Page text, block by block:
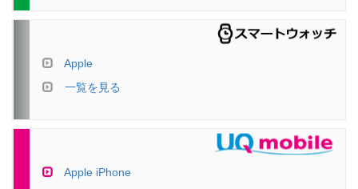
Apple
一覧を見る
Apple iPhone